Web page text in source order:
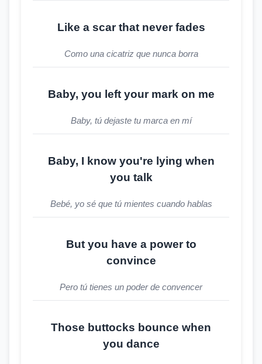
Like a scar that never fades
Como una cicatriz que nunca borra
Baby, you left your mark on me
Baby, tú dejaste tu marca en mí
Baby, I know you're lying when
you talk
Bebé, yo sé que tú mientes cuando hablas
But you have a power to
convince
Pero tú tienes un poder de convencer
Those buttocks bounce when
you dance